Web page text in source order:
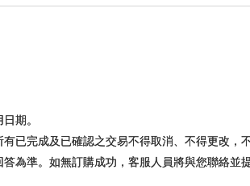
期。
已完成及已確認之交易不得取消、不得更改，
為準。如無訂購成功，客服人員將與您聯絡並